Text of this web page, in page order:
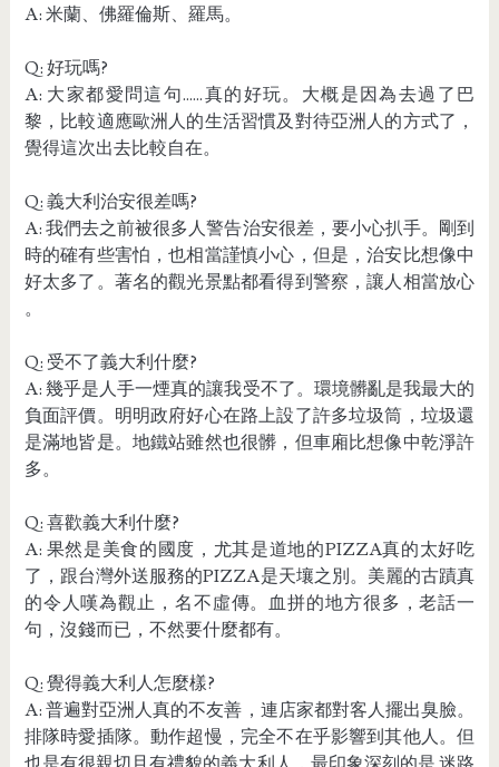
A: 米蘭、佛羅倫斯、羅馬。
Q: 好玩嗎?
A: 大家都愛問這句......真的好玩。大概是因為去過了巴
黎，比較適應歐洲人的生活習慣及對待亞洲人的方式了，
覺得這次出去比較自在。
Q: 義大利治安很差嗎?
A: 我們去之前被很多人警告治安很差，要小心扒手。剛到
時的確有些害怕，也相當謹慎小心，但是，治安比想像中
好太多了。著名的觀光景點都看得到警察，讓人相當放心
。
Q: 受不了義大利什麼?
A: 幾乎是人手一煙真的讓我受不了。環境髒亂是我最大的
負面評價。明明政府好心在路上設了許多垃圾筒，垃圾還
是滿地皆是。地鐵站雖然也很髒，但車廂比想像中乾淨許
多。
Q: 喜歡義大利什麼?
A: 果然是美食的國度，尤其是道地的PIZZA真的太好吃
了，跟台灣外送服務的PIZZA是天壤之別。美麗的古蹟真
的令人嘆為觀止，名不虛傳。血拼的地方很多，老話一
句，沒錢而已，不然要什麼都有。
Q: 覺得義大利人怎麼樣?
A: 普遍對亞洲人真的不友善，連店家都對客人擺出臭臉。
排隊時愛插隊。動作超慢，完全不在乎影響到其他人。但